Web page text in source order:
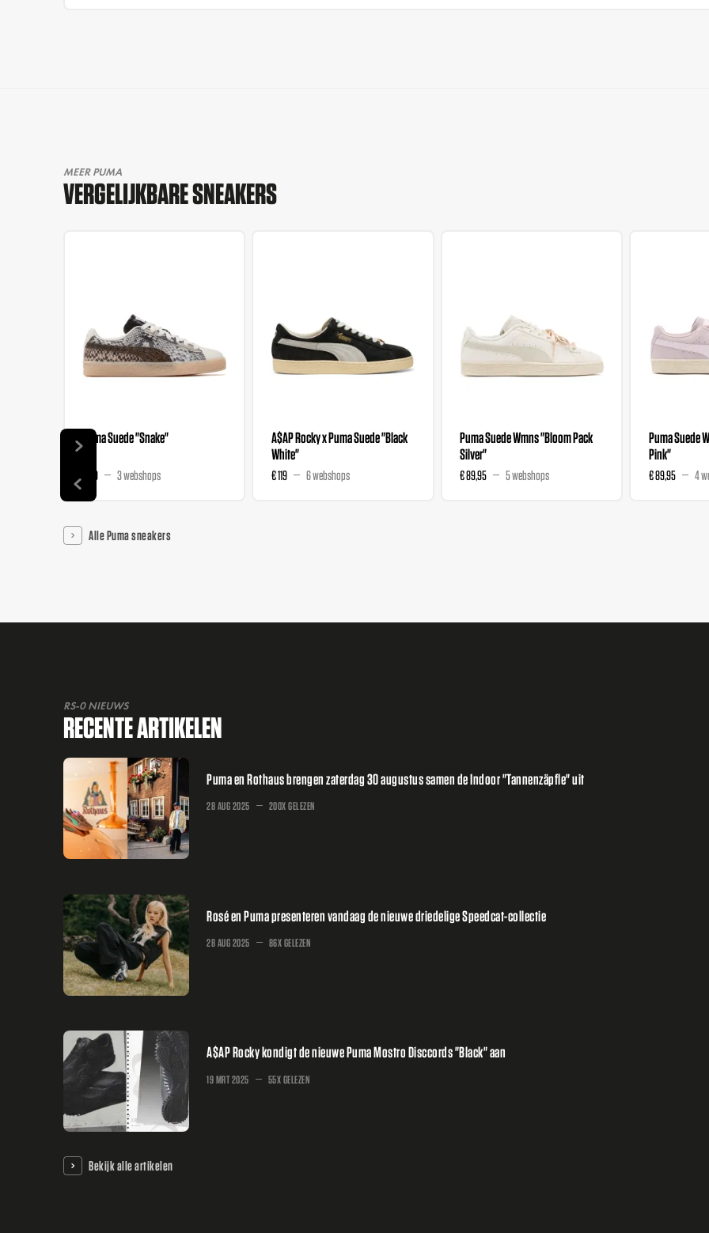
MEER PUMA
VERGELIJKBARE SNEAKERS
Puma Suede "Snake"
€ 99 3 webshops
A$AP Rocky x Puma Suede "Black
White"
€ 119 6 webshops
Puma Suede Wmns "Bloom Pack
Silver"
€ 89,95 5 webshops
Puma Suede
Pink"
€ 89,95 4
Alle Puma sneakers
RS-0 NIEUWS
RECENTE ARTIKELEN
Puma en Rothaus brengen zaterdag 30 augustus samen de Indoor "Tannenzäpfle" uit
28 AUG 2025 200X GELEZEN
Rosé en Puma presenteren vandaag de nieuwe driedelige Speedcat-collectie
28 AUG 2025 86X GELEZEN
A$AP Rocky kondigt de nieuwe Puma Mostro Disccords "Black" aan
19 MRT 2025 55X GELEZEN
Bekijk alle artikelen